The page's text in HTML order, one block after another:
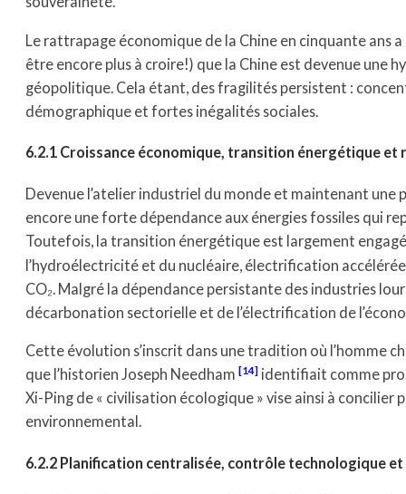
Le rattrapage économique de la Chine en cinquante ans
être encore plus à croire!) que la Chine est devenue une
géopolitique. Cela étant, des fragilités persistent :
démographique et fortes inégalités sociales.
6.2.1 Croissance économique, transition énergétique et
Devenue l’atelier industriel du monde et maintenant une
encore une forte dépendance aux énergies fossiles qui
Toutefois, la transition énergétique est largement
l’hydroélectricité et du nucléaire, électrification
CO₂. Malgré la dépendance persistante des industries
décarbonation sectorielle et de l’électrification de
Cette évolution s’inscrit dans une tradition où l’homme
que l’historien Joseph Needham
14 identifiait comme
Xi-Ping de « civilisation écologique » vise ainsi à
environnemental.
6.2.2 Planification centralisée, contrôle technologique